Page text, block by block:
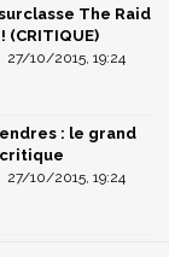
The Raid
27/10/2015, 19:24
: le grand
critique
27/10/2015, 19:24